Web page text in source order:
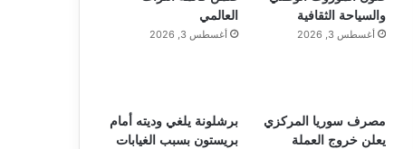
والسياحة الثقافية
أغسطس 3, 2026
العالمي
أغسطس 3, 2026
مصرف سوريا المركزي
يعلن خروج العملة
برشلونة يلغي وديته أمام
بريستون بسبب الغيابات